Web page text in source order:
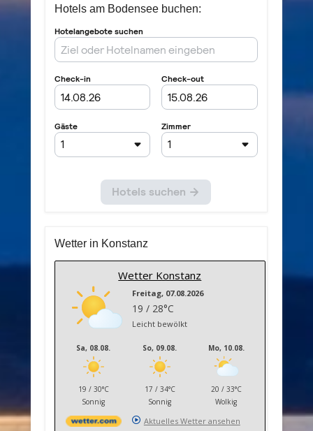
Hotels am Bodensee buchen:
Wetter in Konstanz
Wetter Konstanz
Freitag, 07.08.2026
19 / 28°C
Leicht bewölkt
Sa, 08.08.
19 / 30°C
Sonnig
So, 09.08.
17 / 34°C
Sonnig
Mo, 10.08.
20 / 33°C
Wolkig
Aktuelles Wetter ansehen